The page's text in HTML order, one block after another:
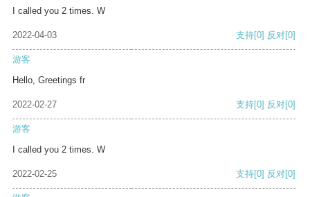
I called you 2 times. W
2022-04-03 支持[0] 反对[0]
游客
Hello, Greetings fr
2022-02-27 支持[0] 反对[0]
游客
I called you 2 times. W
2022-02-25 支持[0] 反对[0]